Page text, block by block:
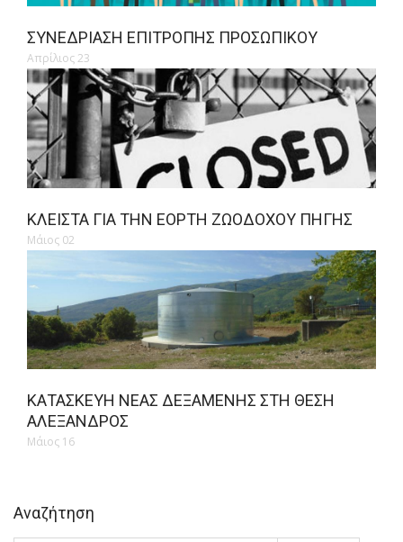
ΣΥΝΕΔΡΊΑΣΗ ΕΠΙΤΡΟΠΉΣ ΠΡΟΣΩΠΙΚΟΎ
Απρίλιος 23
ΚΛΕΙΣΤΆ ΓΙΑ ΤΗΝ ΕΟΡΤΉ ΖΩΟΔΌΧΟΥ ΠΗΓΉΣ
Μάιος 02
ΚΑΤΑΣΚΕΥΉ ΝΈΑΣ ΔΕΞΑΜΕΝΉΣ ΣΤΗ ΘΈΣΗ
ΑΛΈΞΑΝΔΡΟΣ
Μάιος 16
Αναζήτηση